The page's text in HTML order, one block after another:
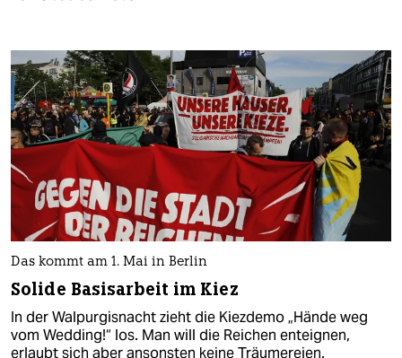
Das kommt am 1. Mai in Berlin
Solide Basisarbeit im Kiez
In der Walpurgisnacht zieht die Kiezdemo „Hände weg
vom Wedding!“ los. Man will die Reichen enteignen,
erlaubt sich aber ansonsten keine Träumereien.